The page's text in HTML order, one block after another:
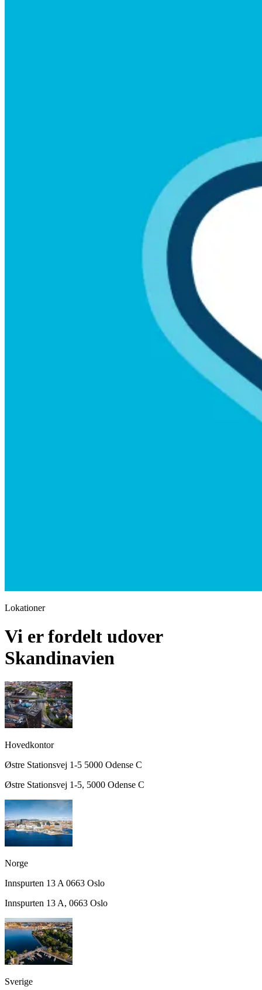
Lokationer
Vi er fordelt udover
Skandinavien
Hovedkontor
Østre Stationsvej 1-5 5000 Odense C
Østre Stationsvej 1-5, 5000 Odense C
Norge
Innspurten 13 A0663 Oslo
Innspurten 13 A, 0663 Oslo
Sverige